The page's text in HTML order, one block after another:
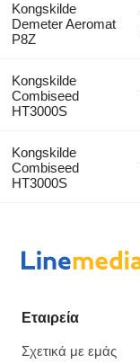
Kongskilde
Demeter Aeromat
P8Z
Kongskilde
Combiseed
HT3000S
Kongskilde
Combiseed
HT3000S
Εταιρεία
Σχετικά με εμάς